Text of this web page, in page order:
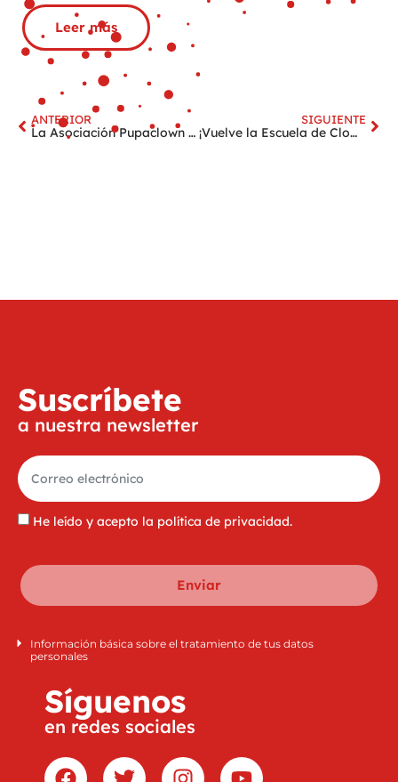
Leer más
ANTERIOR
La Asociación Pupaclown vuelve a contar con la colaboración de la Fundación “la Caixa”
SIGUIENTE
¡Vuelve la Escuela de Clown!
Suscríbete
a nuestra newsletter
He leído y acepto la política de privacidad.
Enviar
Información básica sobre el tratamiento de tus datos
personales
Síguenos
en redes sociales